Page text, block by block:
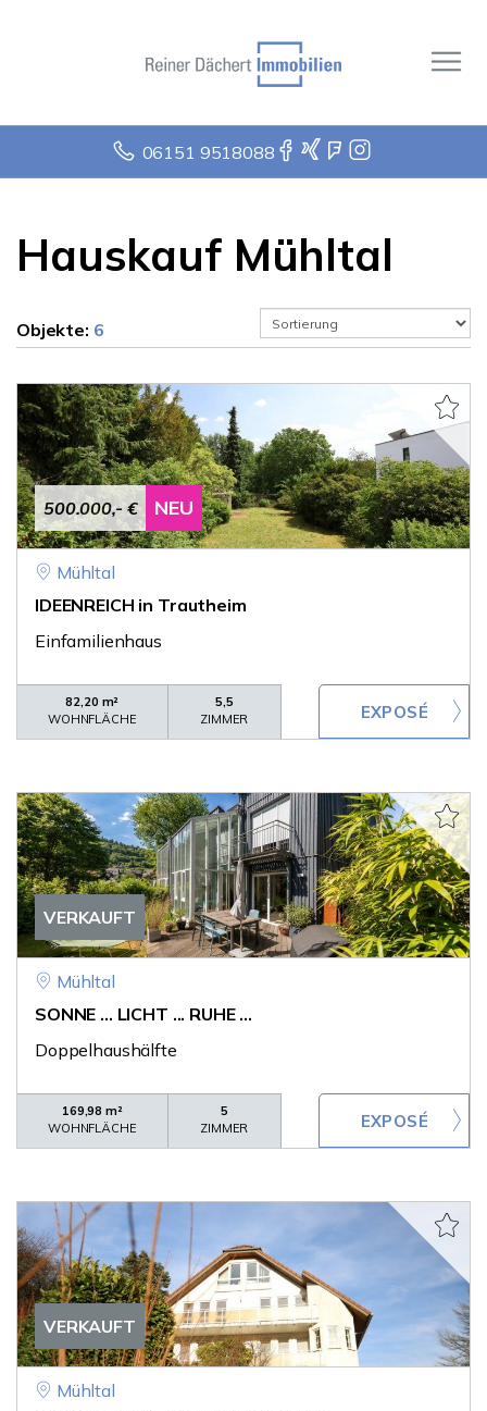
06151 9518088
Hauskauf Mühltal
Objekte: 6
500.000,- € NEU
Mühltal
IDEENREICH in Trautheim
Einfamilienhaus
82,20 m²
WOHNFLÄCHE
5,5
ZIMMER
VERKAUFT
Mühltal
SONNE ... LICHT ... RUHE ...
Doppelhaushälfte
169,98 m²
WOHNFLÄCHE
5
ZIMMER
VERKAUFT
Mühltal